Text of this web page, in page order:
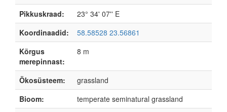
Pikkuskraad:
23° 34' 07'' E
Koordinaadid:
58.58528 23.56861
Kõrgus
merepinnast:
8 m
Ökosüsteem:
grassland
Bioom:
temperate seminatural grassland